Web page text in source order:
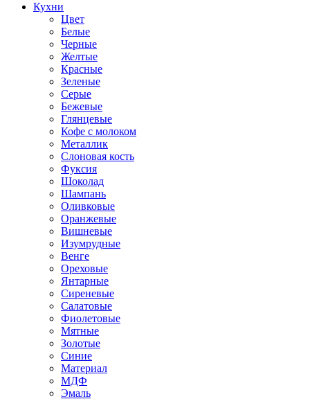
Кухни
Цвет
Белые
Черные
Желтые
Красные
Зеленые
Серые
Бежевые
Глянцевые
Кофе с молоком
Металлик
Слоновая кость
Фуксия
Шоколад
Шампань
Оливковые
Оранжевые
Вишневые
Изумрудные
Венге
Ореховые
Янтарные
Сиреневые
Салатовые
Фиолетовые
Мятные
Золотые
Синие
Материал
МДФ
Эмаль